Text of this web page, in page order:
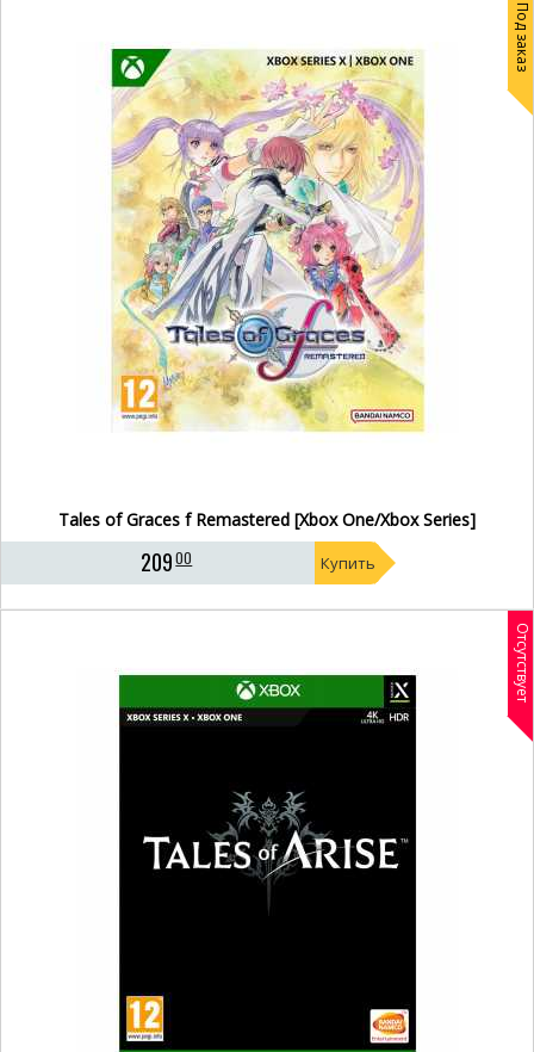
Под заказ
Tales of Graces f Remastered [Xbox One/Xbox Series]
20900 Купить
Отсутствует